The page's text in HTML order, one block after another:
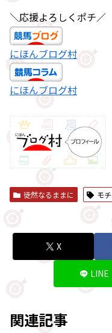
＼応援よろしくポチ／
にほんブログ村
にほんブログ村
徒然なるままに モ
X
LINE
関連記事